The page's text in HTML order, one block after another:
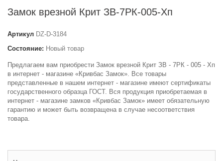
Замок врезной Крит ЗВ-7РК-005-Хп
Артикул DZ-D-3184
Состояние: Новый товар
Предлагаем вам приобрести Замок врезной Крит ЗВ - 7РК - 005 - Хп
в интернет - магазине «Кривбас Замок». Все товары
представленные в нашем интернет - магазине имеют сертификаты
государственного образца ГОСТ. Вся продукция приобретаемая в
интернет - магазине замков «Кривбас Замок» имеет обязательную
гарантию и может быть возвращена в случае несоответствия
товара.